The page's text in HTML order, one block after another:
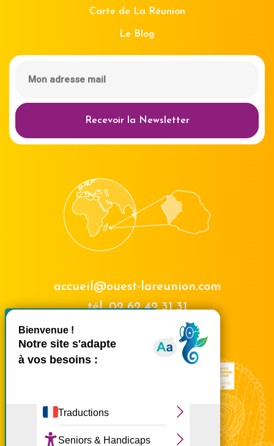
Tout accepter
Masquer le
Carte de La Réunion
Le Blog
Recevoir la Newsletter
accueil@ouest-lareunion.com
tél.02 62 42 31 31
Nous rencontrer